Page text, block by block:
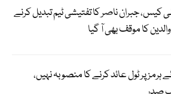
کیس، جبران ناصر کا تفتیشی ٹیم تبدیل کرنے
کا موقف بھی آ گیا
ہرمز پر ٹول عائد کرنے کا منصوبہ نہیں،